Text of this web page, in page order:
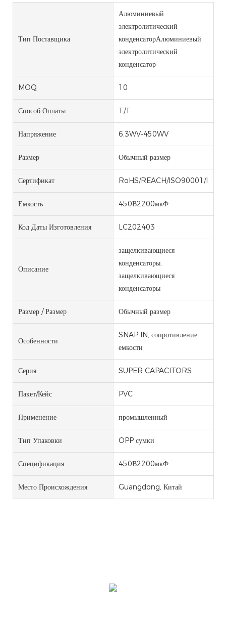
Тип Поставщика
Алюминиевый
электролитический
конденсаторАлюминиевый
электролитический
конденсатор
MOQ 10
Способ Оплаты T/T
Напряжение 6.3WV-450WV
Размер Обычный размер
Сертификат RoHS/REACH/ISO90001/
Емкость 450В2200мкФ
Код Даты Изготовления LC202403
Описание
защелкивающиеся
конденсаторы,
защелкивающиеся
конденсаторы
Размер / Размер Обычный размер
Особенности
SNAP IN, сопротивление
емкости
Серия SUPER CAPACITORS
Пакет/кейс PVC
Применение промышленный
Тип Упаковки OPP сумки
Спецификация 450В2200мкФ
Место Происхождения Guangdong, Китай